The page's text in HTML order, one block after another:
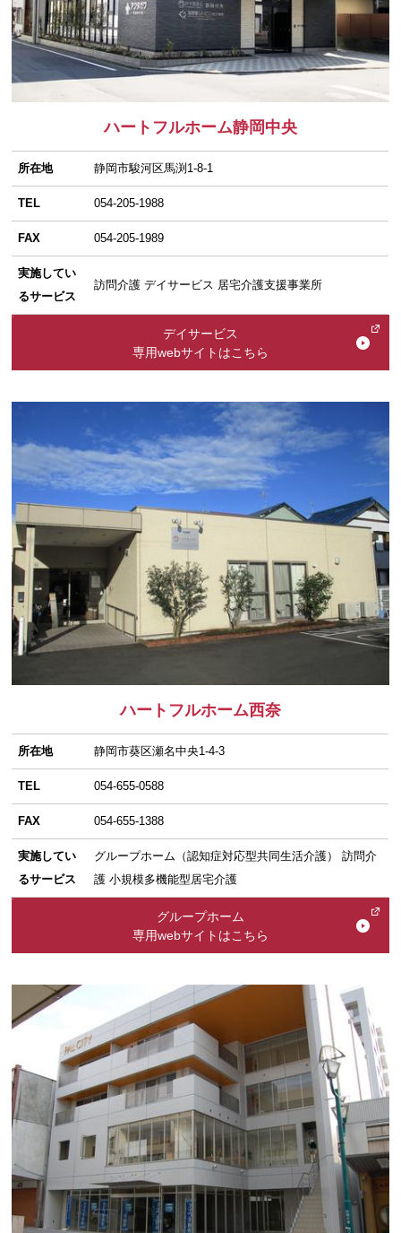
ハートフルホーム静岡中央
所在地 静岡市駿河区馬渕1-8-1
TEL 054-205-1988
FAX 054-205-1989
実施してい
るサービス
訪問介護 デイサービス 居宅介護支援事業所
デイサービス
専用webサイトはこちら
ハートフルホーム西奈
所在地 静岡市葵区瀬名中央1-4-3
TEL 054-655-0588
FAX 054-655-1388
実施してい
るサービス
グループホーム（認知症対応型共同生活介護） 訪問介
護 小規模多機能型居宅介護
グループホーム
専用webサイトはこちら